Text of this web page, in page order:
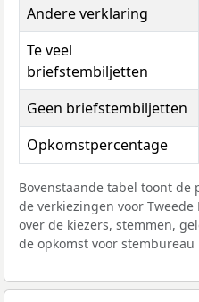
Andere verklaring
Te veel
briefstembiljetten
Geen briefstembiljetten
Opkomstpercentage
Bovenstaande tabel toont de
de verkiezingen voor
over de kiezers, stemmen,
de opkomst voor